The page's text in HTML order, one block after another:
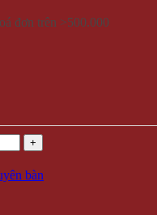
đơn trên >500.000
bàn